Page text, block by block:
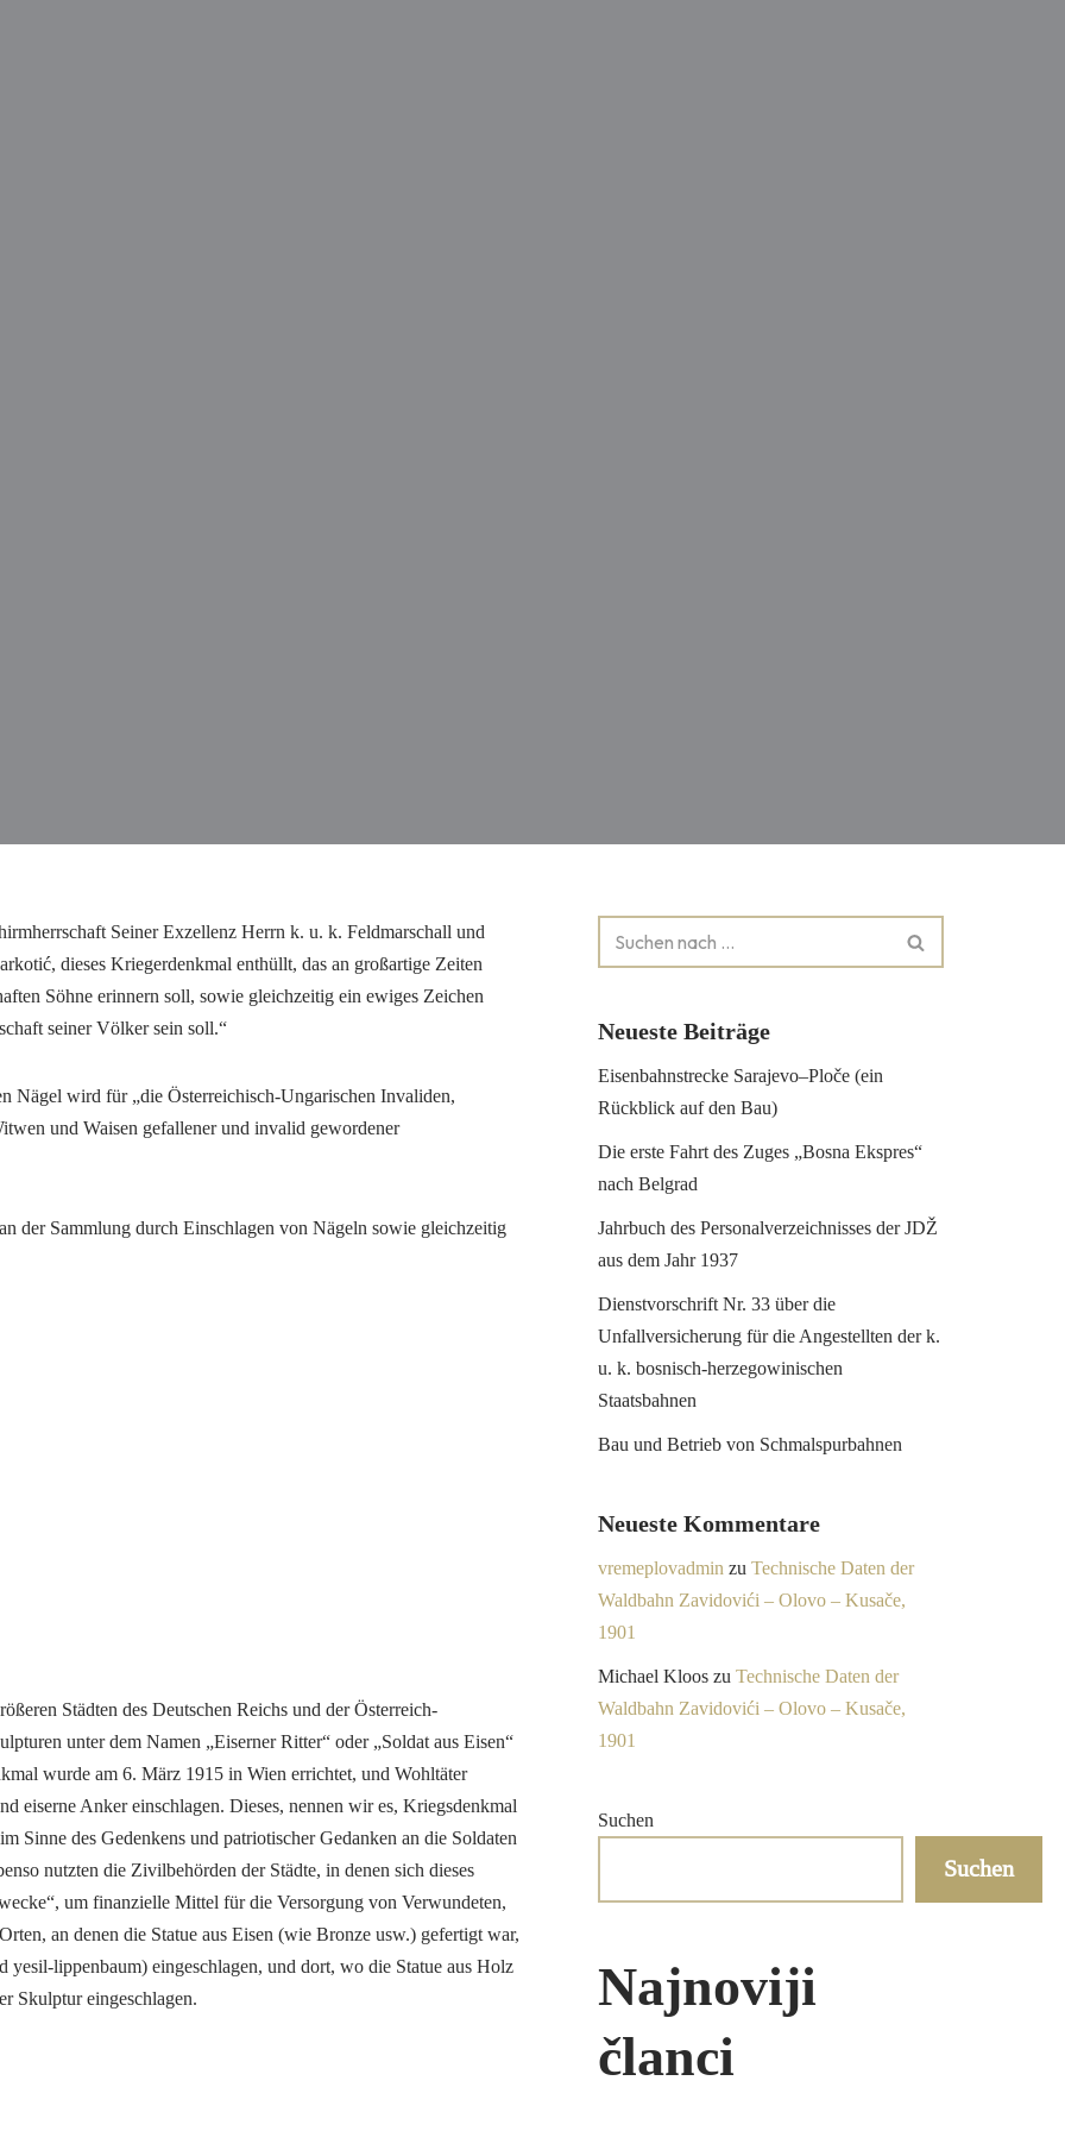
Seiner Exzellenz Herrn k. u. k. Feldmarschall und
dieses Kriegerdenkmal enthüllt, das an großartige Zeiten
Söhne erinnern soll, sowie gleichzeitig ein ewiges Zeichen
seiner Völker sein soll.“
Nägel wird für „die Österreichisch-Ungarischen Invaliden,
und Waisen gefallener und invalid gewordener
der Sammlung durch Einschlagen von Nägeln sowie gleichzeitig
Städten des Deutschen Reichs und der Österreich-
unter dem Namen „Eiserner Ritter“ oder „Soldat aus Eisen“
wurde am 6. März 1915 in Wien errichtet, und Wohltäter
eiserne Anker einschlagen. Dieses, nennen wir es, Kriegsdenkmal
Sinne des Gedenkens und patriotischer Gedanken an die Soldaten
nutzten die Zivilbehörden der Städte, in denen sich dieses
um finanzielle Mittel für die Versorgung von Verwundeten,
an denen die Statue aus Eisen (wie Bronze usw.) gefertigt war,
lippenbaum) eingeschlagen, und dort, wo die Statue aus Holz
Skulptur eingeschlagen.
Neueste Beiträge
Eisenbahnstrecke Sarajevo–Ploče (ein
Rückblick auf den Bau)
Die erste Fahrt des Zuges „Bosna Ekspres“
nach Belgrad
Jahrbuch des Personalverzeichnisses der JDŽ
aus dem Jahr 1937
Dienstvorschrift Nr. 33 über die
Unfallversicherung für die Angestellten der k.
u. k. bosnisch-herzegowinischen
Staatsbahnen
Bau und Betrieb von Schmalspurbahnen
Neueste Kommentare
vremeplovadmin zu Technische Daten der
Waldbahn Zavidovići – Olovo – Kusače,
1901
Michael Kloos zu Technische Daten der
Waldbahn Zavidovići – Olovo – Kusače,
1901
Suchen
Suchen
Najnoviji
članci